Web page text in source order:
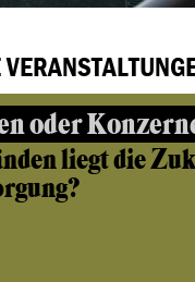
oder
liegt die